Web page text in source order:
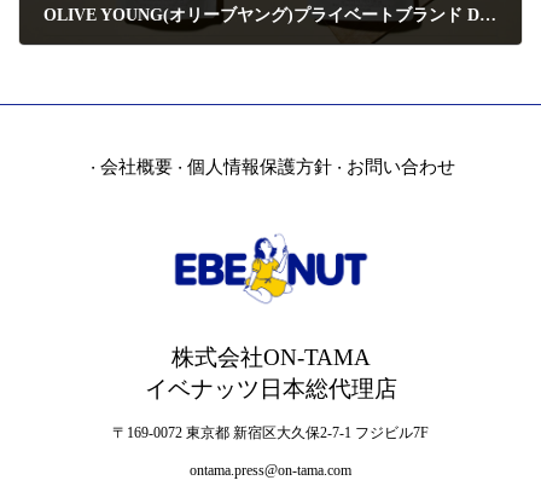
OLIVE YOUNG(オリーブヤング)プライベートブランド Delight projectから人気の「ベーグルチップ」が日本初上陸！
株式会社ON-TAMA
イベナッツ日本総代理店
〒169-0072 東京都 新宿区大久保2-7-1 フジビル7F
ontama.press@on-tama.com
・ 会社概要 ・ 個人情報保護方針 ・ お問い合わせ